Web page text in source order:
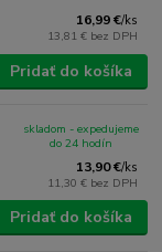
16,99 €/ks
13,81 € bez DPH
Pridať do košíka
13,90 €/ks
11,30 € bez DPH
skladom - expedujeme
do 24 hodín
Pridať do košíka